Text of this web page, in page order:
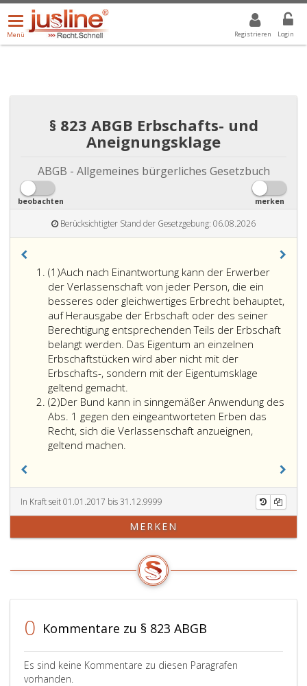
Registrieren Login
Menü
öffnen/schließen
Menü
ALLE DROPDOWN: GEWÄHLTER WERT IST ALLE
§ 823 ABGB Erbschafts- und
Aneignungsklage
ABGB - Allgemeines bürgerliches Gesetzbuch
beobachten merken
Berücksichtigter Stand der Gesetzgebung: 06.08.2026
(1)Absatz
eins
Auch nach Einantwortung kann der Erwerber
der Verlassenschaft von jeder Person, die ein
besseres oder gleichwertiges Erbrecht behauptet,
auf Herausgabe der Erbschaft oder des seiner
Berechtigung entsprechenden Teils der Erbschaft
belangt werden. Das Eigentum an einzelnen
Erbschaftstücken wird aber nicht mit der
Erbschafts-, sondern mit der Eigentumsklage
geltend gemacht.
(2)Absatz
2
Der Bund kann in sinngemäßer Anwendung des
Abs. 1 gegen den eingeantworteten Erben das
Recht, sich die Verlassenschaft anzueignen,
geltend machen.
in
sinngemäßer
Anwendung
des
eins,
gegen
den
eingeantworteten
das
sich
In Kraft seit 01.01.2017 bis 31.12.9999
MERKEN
0 Kommentare zu § 823 ABGB
Es sind keine Kommentare zu diesen Paragrafen
vorhanden.